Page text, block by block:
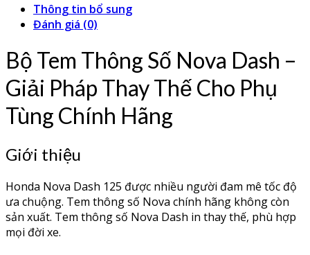
Thông tin bổ sung
Đánh giá (0)
Bộ Tem Thông Số Nova Dash –
Giải Pháp Thay Thế Cho Phụ
Tùng Chính Hãng
Giới thiệu
Honda Nova Dash 125 được nhiều người đam mê tốc độ
ưa chuộng. Tem thông số Nova chính hãng không còn
sản xuất. Tem thông số Nova Dash in thay thế, phù hợp
mọi đời xe.